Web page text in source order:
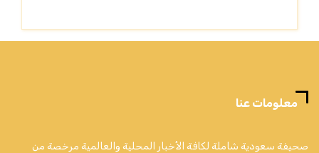
معلومات عنا
صحيفة سعودية شاملة لكافة الأخبار المحلية والعالمية مرخصة من